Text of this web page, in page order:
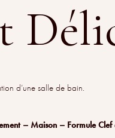
d’une salle de bain.
– Maison – Formule Clef